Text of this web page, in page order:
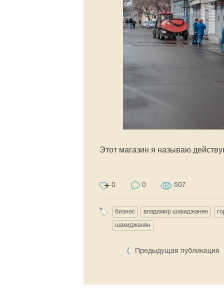
Этот магазин я называю
0 0 507
бизнес владимир шахиджанян
шахиджанян
Предыдущая публикация